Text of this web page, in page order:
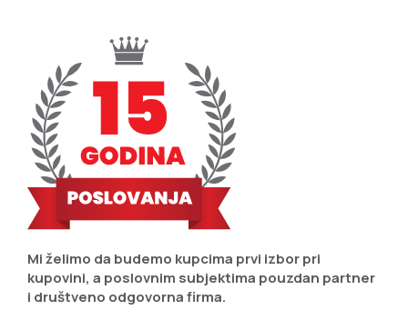
Mi želimo da budemo kupcima prvi izbor pri
kupovini, a poslovnim subjektima pouzdan partner
i društveno odgovorna firma.